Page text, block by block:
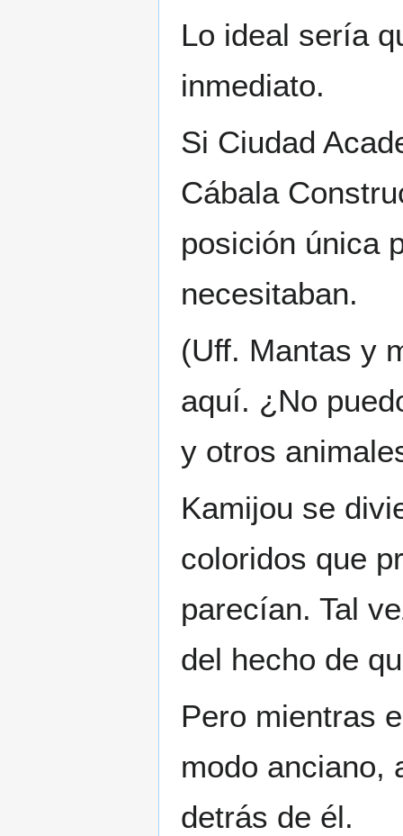
Lo ideal sería
inmediato.
Si Ciudad
Cábala
posición única
necesitaban.
(Uff. Mantas y
aquí. ¿No
y otros
Kamijou se
coloridos que
parecían. Tal
del hecho de
Pero mientras
modo anciano,
detrás de él.